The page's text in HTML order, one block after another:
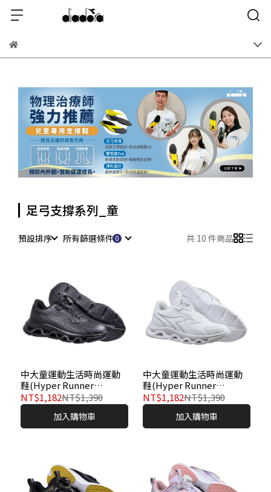
足弓支撐系列_童
預設排序 所有篩選條件 共 10 件商品
中大童運動生活時尚運動
鞋(Hyper Runner
#1611020)
NT$1,182NT$1,390
加入購物車
中大童運動生活時尚運動
鞋(Hyper Runner
#1611021)
NT$1,182NT$1,390
加入購物車